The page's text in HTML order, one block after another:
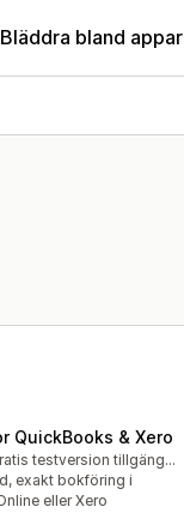
Bläddra bland appar
QuickBooks & Xero
totalt
Gratis testversion tillgänglig
exakt bokföring i
eller Xero